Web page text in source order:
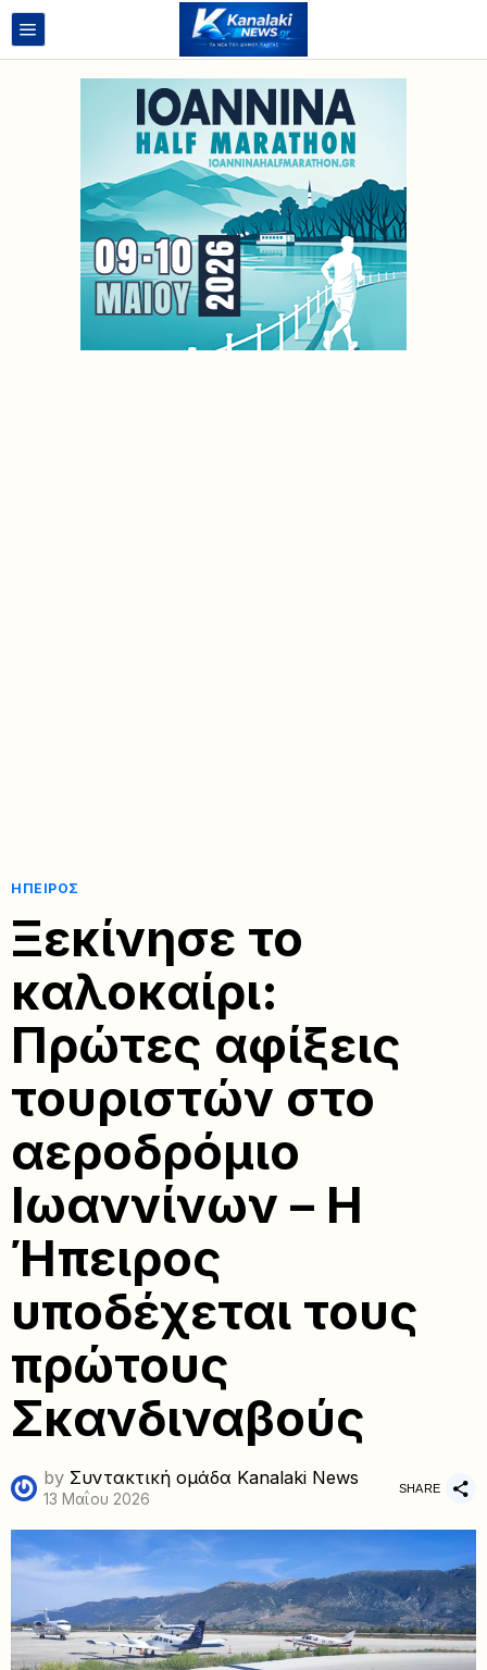
ΉΠΕΙΡΟΣ
Ξεκίνησε το
καλοκαίρι:
Πρώτες αφίξεις
τουριστών στο
αεροδρόμιο
Ιωαννίνων – Η
Ήπειρος
υποδέχεται τους
πρώτους
Σκανδιναβούς
by Συντακτική ομάδα Kanalaki News
13 Μαΐου 2026
SHARE